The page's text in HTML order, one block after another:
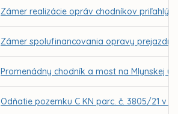
Zámer realizácie opráv chodníkov
Zámer spolufinancovania opravy
Promenádny chodník a most na Mlynskej
Odňatie pozemku C KN parc. č. 3805/21 v